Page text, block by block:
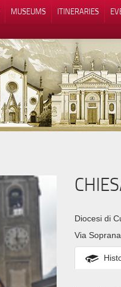
MUSEUMS ITINERARIES
Diocesi di
Via